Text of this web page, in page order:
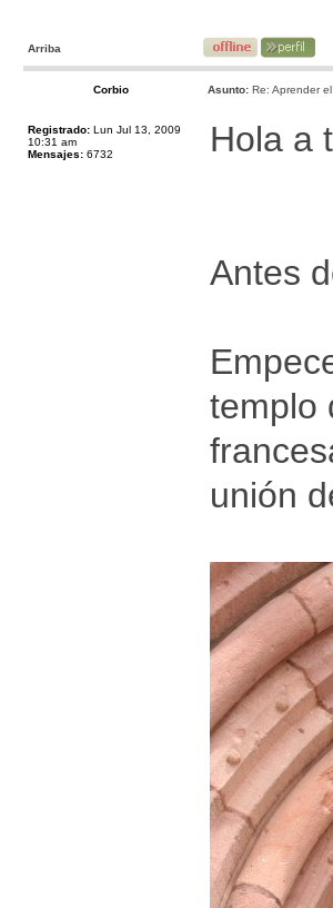
Arriba
Corbio Asunto: Re: Aprender
Registrado: Lun Jul 13, 2009
10:31 am
Mensajes: 6732 Hola a
Antes
templo
unión